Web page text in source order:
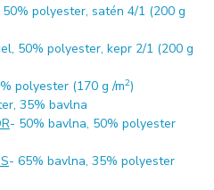
polyester, satén 4/1 (200 g
50% polyester, kepr 2/1 (200 g
polyester (170 g /m2)
35% bavlna
- 50% bavlna, 50% polyester
- 65% bavlna, 35% polyester